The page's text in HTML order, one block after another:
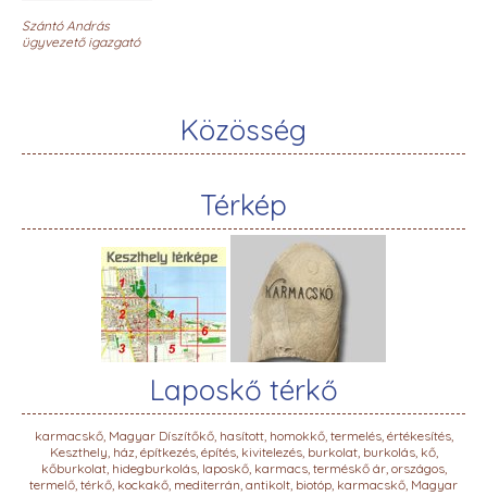
Szántó András
ügyvezető igazgató
Közösség
Térkép
Laposkő térkő
karmacskő, Magyar Díszítőkő, hasított, homokkő, termelés, értékesítés,
Keszthely, ház, építkezés, építés, kivitelezés, burkolat, burkolás, kő,
kőburkolat, hidegburkolás, laposkő, karmacs, terméskő ár, országos,
termelő, térkő, kockakő, mediterrán, antikolt, biotóp, karmacskő, Magyar